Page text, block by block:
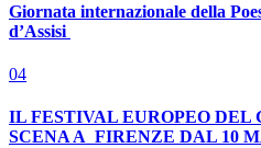
Giornata internazionale della
d’Assisi
04
IL FESTIVAL EUROPEO DEL
SCENA A FIRENZE DAL 10